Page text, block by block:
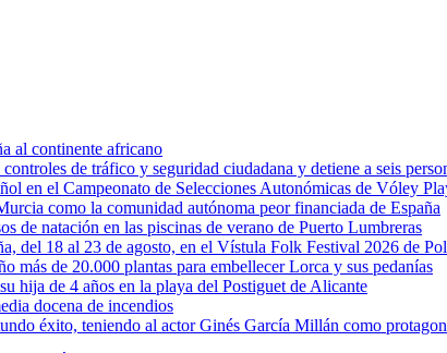
al continente africano
de tráfico y seguridad ciudadana y detiene a seis
en el Campeonato de Selecciones Autonómicas de Vóley
como la comunidad autónoma peor financiada de España
de natación en las piscinas de verano de Puerto Lumbreras
del 18 al 23 de agosto, en el Vístula Folk Festival 2026 de
de 20.000 plantas para embellecer Lorca y sus pedanías
hija de 4 años en la playa del Postiguet de Alicante
docena de incendios
éxito, teniendo al actor Ginés García Millán como